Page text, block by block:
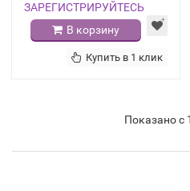
ЗАРЕГИСТРИРУЙТЕСЬ
В корзину
Купить в 1 клик
Показано с